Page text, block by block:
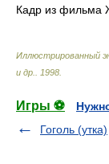
Кадр из фильма
Иллюстрированный
и др.
1998
Игры ⚽
Гоголь (утка)